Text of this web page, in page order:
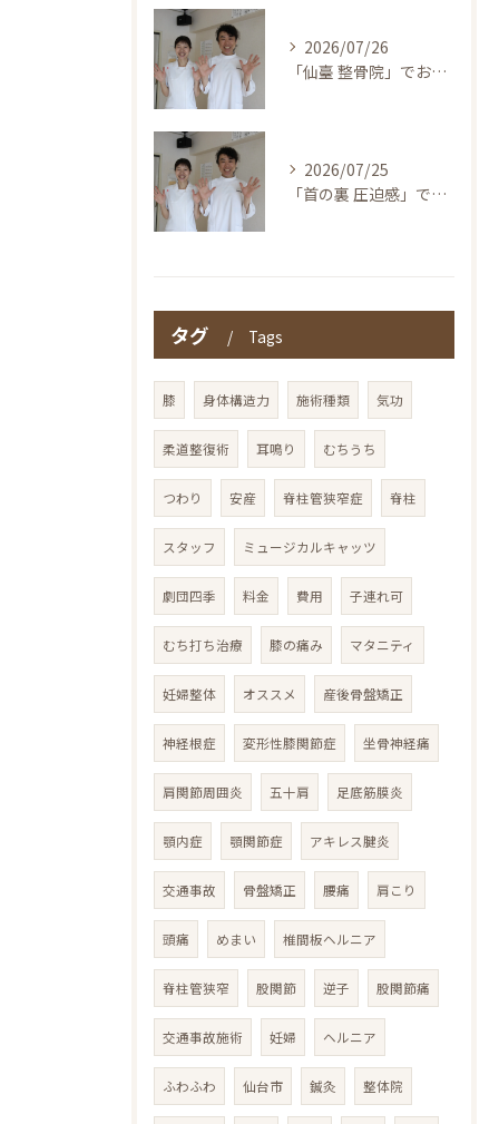
2026/07/26
「仙臺 整骨院」でお探しの方へ〜本当の整体を仙台で！伊東鍼灸整骨院
2026/07/25
「首の裏 圧迫感」でお探しの方へ〜本当の整体を仙台で！伊東鍼灸整骨院
タグ Tags
膝 身体構造力 施術種類 気功
柔道整復術 耳鳴り むちうち
つわり 安産 脊柱管狭窄症 脊柱
スタッフ ミュージカルキャッツ
劇団四季 料金 費用 子連れ可
むち打ち治療 膝の痛み マタニティ
妊婦整体 オススメ 産後骨盤矯正
神経根症 変形性膝関節症 坐骨神経痛
肩関節周囲炎 五十肩 足底筋膜炎
顎内症 顎関節症 アキレス腱炎
交通事故 骨盤矯正 腰痛 肩こり
頭痛 めまい 椎間板ヘルニア
脊柱管狭窄 股関節 逆子 股関節痛
交通事故施術 妊婦 ヘルニア
ふわふわ 仙台市 鍼灸 整体院